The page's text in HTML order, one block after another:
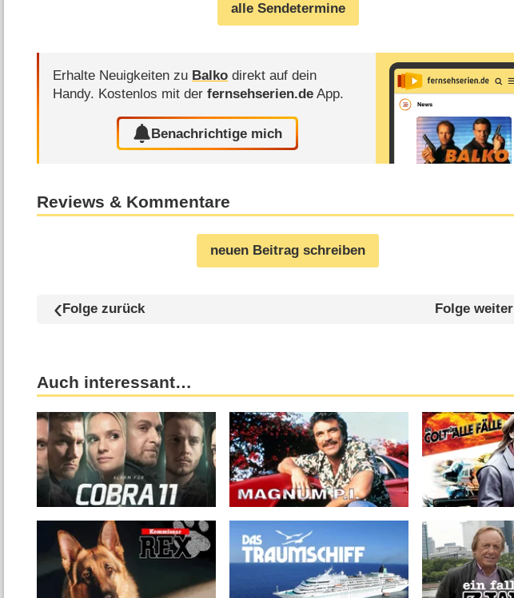
alle Sendetermine
Erhalte Neuigkeiten zu Balko direkt auf dein
Handy. Kostenlos mit derfernsehserien.de App.
Benachrichtige mich
Reviews & Kommentare
neuen Beitrag schreiben
Folge zurück Folge weiter
Auch interessant…